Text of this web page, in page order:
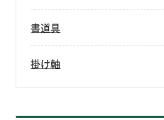
書道具
掛け軸